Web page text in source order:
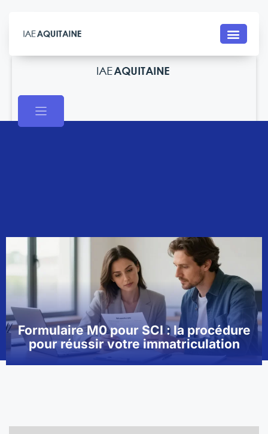
Formulaire M0 pour SCI : la procédure
pour réussir votre immatriculation